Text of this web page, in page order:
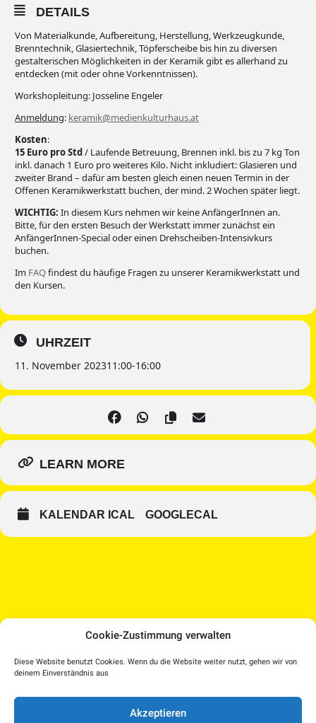
Cookie-Zustimmung verwalten
Diese Website benutzt Cookies. Wenn du die Website weiter nutzt, gehen wir von
deinem Einverständnis aus
Akzeptieren
DETAILS
Von Materialkunde, Aufbereitung, Herstellung, Werkzeugkunde,
Brenntechnik, Glasiertechnik, Töpferscheibe bis hin zu diversen
gestalterischen Möglichkeiten in der Keramik gibt es allerhand zu
entdecken (mit oder ohne Vorkenntnissen).
Workshopleitung: Josseline Engeler
Anmeldung: keramik@medienkulturhaus.at
Kosten:
15 Euro pro Std/ Laufende Betreuung, Brennen inkl. bis zu 7 kg Ton
inkl. danach 1 Euro pro weiteres Kilo. Nicht inkludiert: Glasieren und
zweiter Brand – dafür am besten gleich einen neuen Termin in der
Offenen Keramikwerkstatt buchen, der mind. 2 Wochen später liegt.
WICHTIG: In diesem Kurs nehmen wir keine AnfängerInnen an.
Bitte, für den ersten Besuch der Werkstatt immer zunächst ein
AnfängerInnen-Special oder einen Drehscheiben-Intensivkurs
buchen.
Im FAQfindest du häufige Fragen zu unserer Keramikwerkstatt und
den Kursen.
UHRZEIT
11. November 202311:00-16:00
LEARN MORE
KALENDAR ICAL GOOGLECAL
YouTube
Dorf TV
Medien Kultur Haus |
Pollheimerstraße 17 | 4600 Wels
office@medienkulturhaus.at